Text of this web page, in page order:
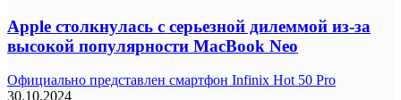
Apple столкнулась с серьезной дилеммой из-за
высокой популярности MacBook Neo
Официально представлен смартфон Infinix Hot 50 Pro
30.10.2024